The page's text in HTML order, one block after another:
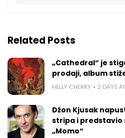
Related Posts
„Cathedral“ je
prodaji, album
HELLY CHERRY 2 DAYS
Džon Kjusak
stripa i predstavio
„Momo“